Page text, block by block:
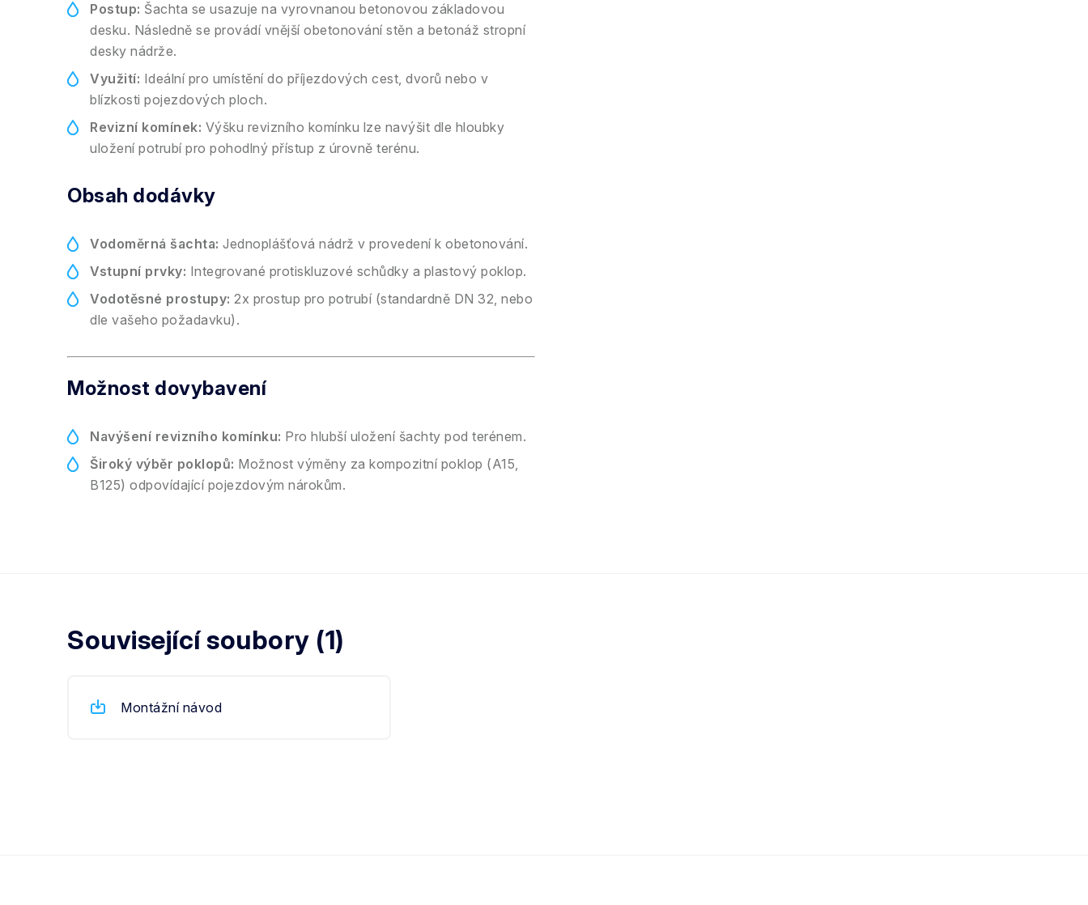
Postup: Šachta se usazuje na vyrovnanou betonovou základovou
desku. Následně se provádí vnější obetonování stěn a betonáž stropní
desky nádrže.
Využití: Ideální pro umístění do příjezdových cest, dvorů nebo v
blízkosti pojezdových ploch.
Revizní komínek: Výšku revizního komínku lze navýšit dle hloubky
uložení potrubí pro pohodlný přístup z úrovně terénu.
Obsah dodávky
Vodoměrná šachta: Jednoplášťová nádrž v provedení k obetonování.
Vstupní prvky: Integrované protiskluzové schůdky a plastový poklop.
Vodotěsné prostupy: 2x prostup pro potrubí (standardně DN 32, nebo
dle vašeho požadavku).
Možnost dovybavení
Navýšení revizního komínku: Pro hlubší uložení šachty pod terénem.
Široký výběr poklopů: Možnost výměny za kompozitní poklop (A15,
B125) odpovídající pojezdovým nárokům.
Související soubory (1)
Montážní návod